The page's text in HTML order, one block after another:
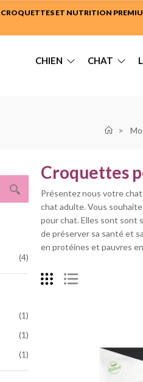
CROQUETTES ET NUTRITION
CHIEN CHAT
(4)
(1)
(1)
(1)
Croquettes
Présentez nous votre
chat adulte. Vous
pour chat. Elles sont sont
de préserver sa santé et
en protéines et pauvres